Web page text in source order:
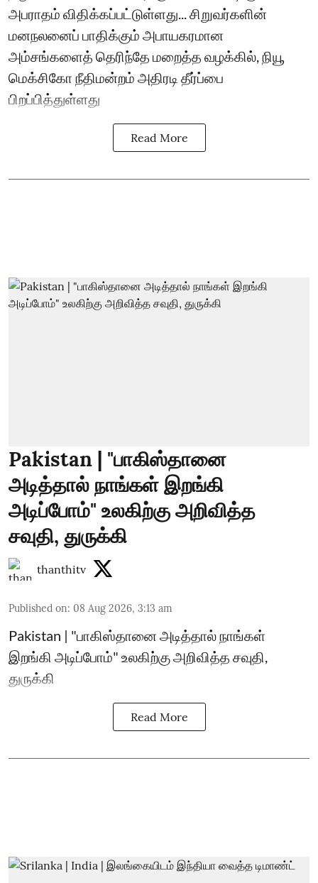
அபராதம் விதிக்கப்பட்டுள்ளது... சிறுவர்களின்
மனநலனைப் பாதிக்கும் அபாயகரமான
அம்சங்களைத் தெரிந்தே மறைத்த வழக்கில், நியூ
மெக்சிகோ நீதிமன்றம் அதிரடி தீர்ப்பை
பிறப்பித்துள்ளது
Read More
Pakistan | "பாகிஸ்தானை
அடித்தால் நாங்கள் இறங்கி
அடிப்போம்" உலகிற்கு அறிவித்த
சவுதி, துருக்கி
thanthitv
Published on: 08 Aug 2026, 3:13 am
Pakistan | "பாகிஸ்தானை அடித்தால் நாங்கள்
இறங்கி அடிப்போம்" உலகிற்கு அறிவித்த சவுதி,
துருக்கி
Read More